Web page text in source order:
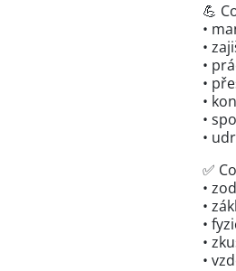
💪
•
•
•
•
•
•
•
✅
•
•
•
•
•